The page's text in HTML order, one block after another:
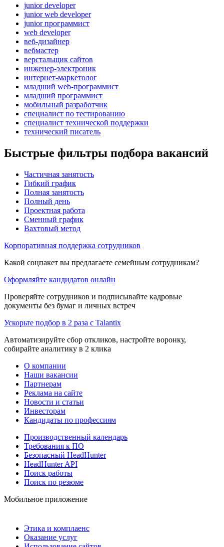
junior developer
junior web developer
junior программист
web developer
веб-дизайнер
вебмастер
верстальщик сайтов
инженер-электроник
интернет-маркетолог
младший web-программист
младший программист
мобильный разработчик
специалист по тестированию
специалист технической поддержки
технический писатель
Быстрые фильтры подбора вакансий
Частичная занятость
Гибкий график
Полная занятость
Полный день
Проектная работа
Сменный график
Вахтовый метод
Корпоративная поддержка сотрудников
Какой соцпакет вы предлагаете семейным сотрудникам?
Оформляйте кандидатов онлайн
Проверяйте сотрудников и подписывайте кадровые
документы без бумаг и личных встреч
Ускорьте подбор в 2 раза с Talantix
Автоматизируйте сбор откликов, настройте воронку,
собирайте аналитику в 2 клика
О компании
Наши вакансии
Партнерам
Реклама на сайте
Новости и статьи
Инвесторам
Кандидаты по профессиям
Производственный календарь
Требования к ПО
Безопасный HeadHunter
HeadHunter API
Поиск работы
Поиск по резюме
Мобильное приложение
Этика и комплаенс
Оказание услуг